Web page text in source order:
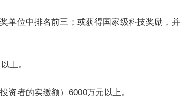
单位中排名前三；或获得国家级科技奖励，
上。
资者的实缴额）6000万元以上。